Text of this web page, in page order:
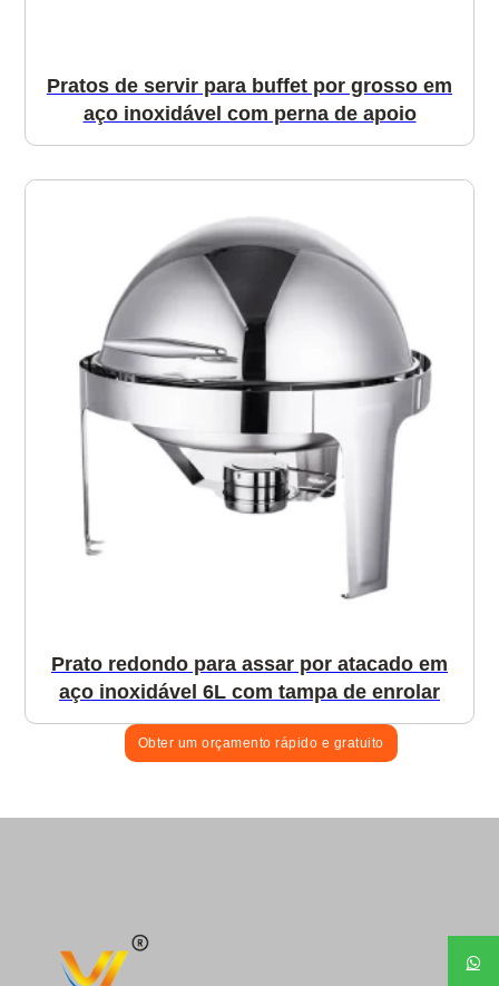
Pratos de servir para buffet por grosso em
aço inoxidável com perna de apoio
Prato redondo para assar por atacado em
aço inoxidável 6L com tampa de enrolar
Obter um orçamento rápido e gratuito